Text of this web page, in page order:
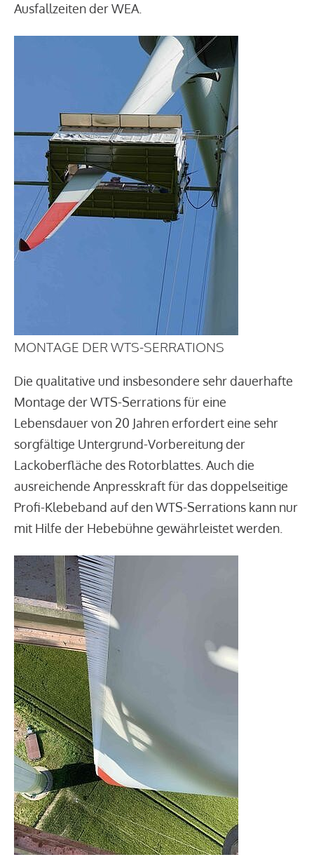
Ausfallzeiten der WEA.
MONTAGE DER WTS-SERRATIONS
Die qualitative und insbesondere sehr dauerhafte
Montage der WTS-Serrations für eine
Lebensdauer von 20 Jahren erfordert eine sehr
sorgfältige Untergrund-Vorbereitung der
Lackoberfläche des Rotorblattes. Auch die
ausreichende Anpresskraft für das doppelseitige
Profi-Klebeband auf den WTS-Serrations kann nur
mit Hilfe der Hebebühne gewährleistet werden.